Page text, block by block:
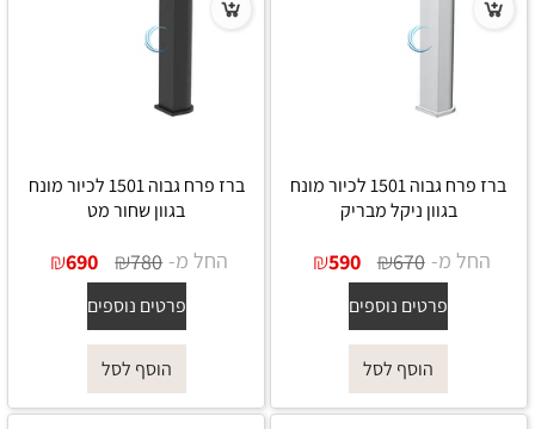
ברז פרח גבוה 1501 לכיור מונח
בגוון ניקל מבריק
החל מ- ₪670
₪590
פרטים נוספים
הוסף לסל
ברז פרח גבוה 1501 לכיור מונח
בגוון שחור מט
החל מ- ₪780
₪690
פרטים נוספים
הוסף לסל